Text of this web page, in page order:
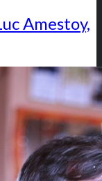
Amestoy,